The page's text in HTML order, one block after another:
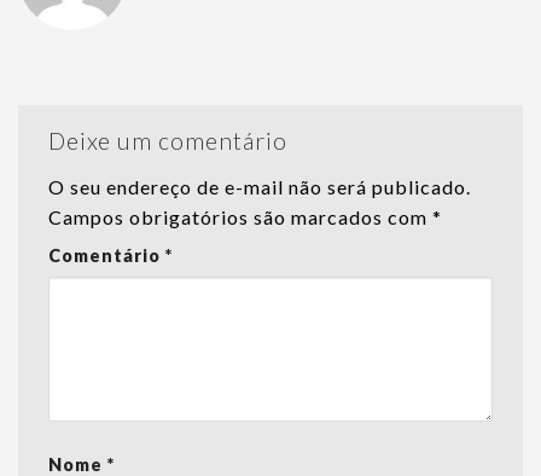
Deixe um comentário
O seu endereço de e-mail não será publicado.
Campos obrigatórios são marcados com *
Comentário *
Nome *